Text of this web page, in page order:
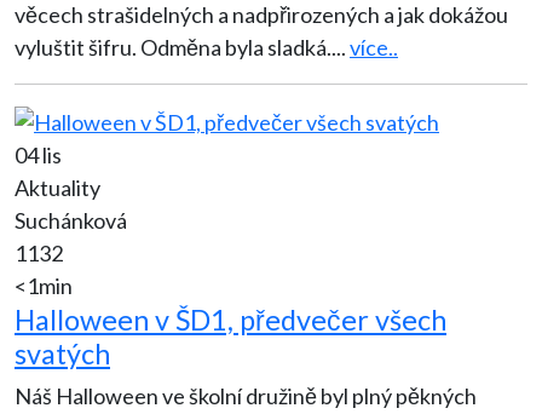
věcech strašidelných a nadpřirozených a jak dokážou
vyluštit šifru. Odměna byla sladká....více..
04 lis
Aktuality
Suchánková
1132
<1min
Halloween v ŠD1, předvečer všech
svatých
Náš Halloween ve školní družině byl plný pěkných